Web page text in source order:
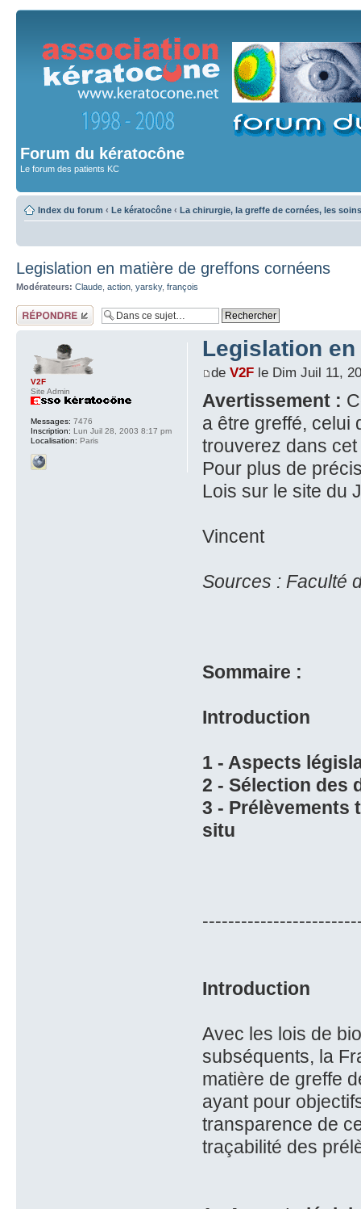
Forum du kératocône
Le forum des patients KC
Index du forum ‹ Le kératocône ‹ La chirurgie, la greffe de cornées, les
Legislation en matière de greffons cornéens
Modérateurs: Claude action yarsky, françois
Répondre
Legislation
de V2Fle Dim Juil 11,
Avertissement :
a être greffé, celui
trouverez dans
Pour plus de
Lois sur le site du
Vincent
Sources : Faculté
Sommaire :
Introduction
1 - Aspects
2 - Sélection des
3 - Prélèvements
situ
Introduction
Avec les lois de
subséquents, la
matière de greffe
ayant pour
transparence de
traçabilité des
V2F
Site Admin
Messages: 7476
Inscription: Lun Juil 28, 2003 8:17 pm
Localisation: Paris